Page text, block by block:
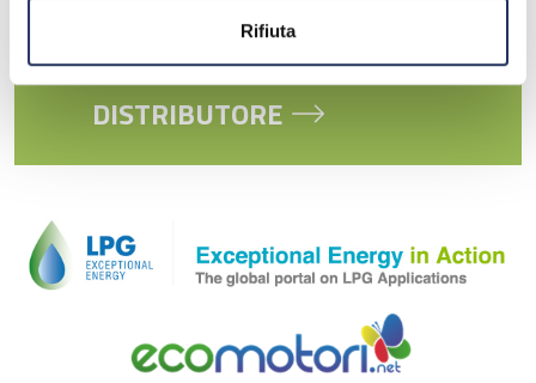
Rifiuta
TROVA IL TUO
DISTRIBUTORE